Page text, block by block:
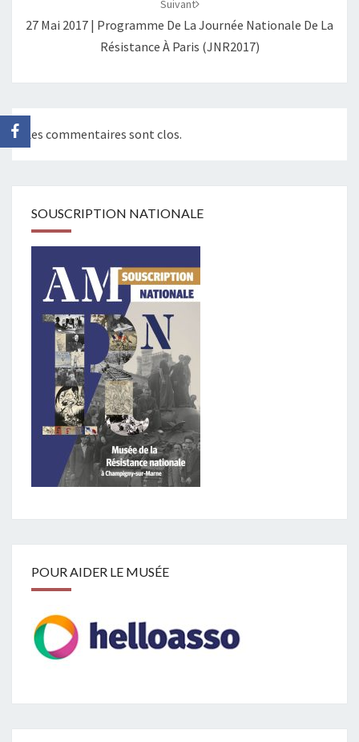
Suivant
27 Mai 2017 | Programme De La Journée Nationale De La
Résistance À Paris (JNR2017)
Les commentaires sont clos.
SOUSCRIPTION NATIONALE
POUR AIDER LE MUSÉE